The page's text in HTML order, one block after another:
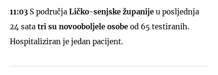
11:03 S područja Ličko-senjske županije u posljednja
24 sata tri su novooboljele osobe od 65 testiranih.
Hospitaliziran je jedan pacijent.